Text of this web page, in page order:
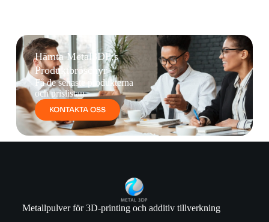
Hämta Metal3DP:s
Produktbroschyr
Få de senaste produkterna
och prislistan
KONTAKTA OSS
Metallpulver för 3D-printing och additiv tillverkning